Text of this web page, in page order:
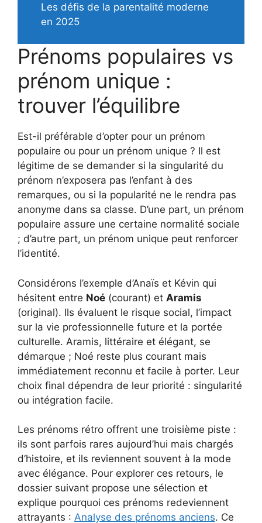
Les défis de la parentalité moderne
en 2025
Prénoms populaires vs
prénom unique :
trouver l’équilibre
Est-il préférable d’opter pour un prénom
populaire ou pour un prénom unique ? Il est
légitime de se demander si la singularité du
prénom n’exposera pas l’enfant à des
remarques, ou si la popularité ne le rendra pas
anonyme dans sa classe. D’une part, un prénom
populaire assure une certaine normalité sociale
; d’autre part, un prénom unique peut renforcer
l’identité.
Considérons l’exemple d’Anaïs et Kévin qui
hésitent entre Noé (courant) et Aramis
(original). Ils évaluent le risque social, l’impact
sur la vie professionnelle future et la portée
culturelle. Aramis, littéraire et élégant, se
démarque ; Noé reste plus courant mais
immédiatement reconnu et facile à porter. Leur
choix final dépendra de leur priorité : singularité
ou intégration facile.
Les prénoms rétro offrent une troisième piste :
ils sont parfois rares aujourd’hui mais chargés
d’histoire, et ils reviennent souvent à la mode
avec élégance. Pour explorer ces retours, le
dossier suivant propose une sélection et
explique pourquoi ces prénoms redeviennent
attrayants : Analyse des prénoms anciens. Ce